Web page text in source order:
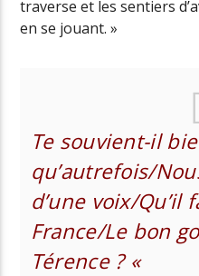
traverse et les sentiers
en se jouant. »
Te souvient-il
qu’autrefois/
d’une voix/Qu’il
France/Le bon
Térence ? «